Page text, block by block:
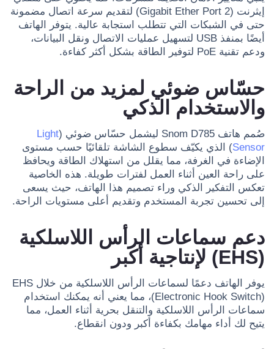
إيثرنت (2 Gigabit Ether Port) لتقديم سرعة اتصال مضمونة
حتى في الشبكات التي تتطلب استجابة عالية. يتوفر الهاتف
أيضًا بمنفذ USB لتسهيل عمليات الاتصال ونقل البيانات،
ودعم تقنية PoE لتوفير الطاقة بشكل أكثر كفاءة.
حسّاس ضوئي لمزيد من الراحة
والاستخدام الذكي
صُمم هاتف Snom D785 ليشمل حسّاس ضوئي (
Light
Sensor) الذي يكيّف سطوع الشاشة تلقائيًا حسب مستوى
الإضاءة في الغرفة، مما يقلل من استهلاك الطاقة ويحافظ
على راحة العين أثناء العمل لفترات طويلة. هذه الخاصية
تعكس التفكير الذكي وراء تصميم هذا الهاتف، حيث يسعى
إلى تحسين تجربة المستخدم وتقديم أعلى مستويات الراحة.
دعم سماعات الرأس اللاسلكية
(EHS) لإنتاجية أكبر
يوفر الهاتف دعمًا لسماعات الرأس اللاسلكية من خلال EHS
(Electronic Hook Switch)، مما يعني أنه يمكنك استخدام
سماعات الرأس اللاسلكية والتنقل بحرية أثناء العمل، مما
يتيح لك أداء مهامك بكفاءة أكبر ودون انقطاع.